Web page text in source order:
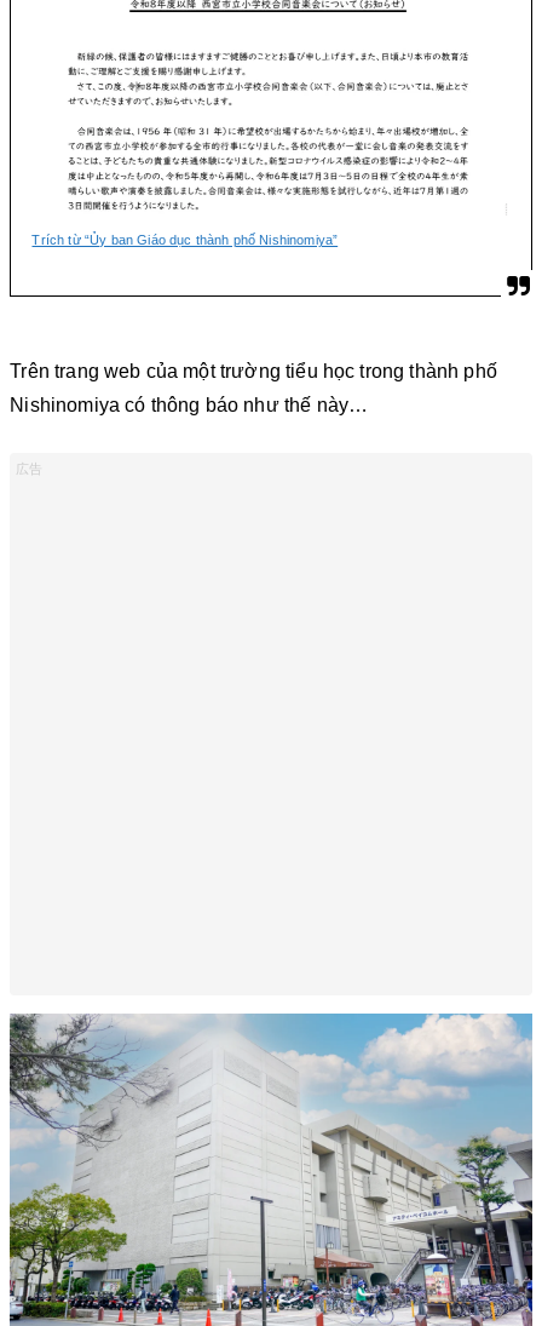
Trích từ “Ủy ban Giáo dục thành phố Nishinomiya”
Trên trang web của một trường tiểu học trong thành phố
Nishinomiya có thông báo như thế này…